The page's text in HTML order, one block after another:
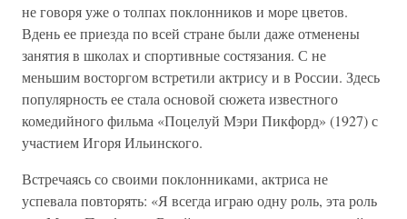
не говоря уже о толпах поклонников и море цветов.
Вдень ее приезда по всей стране были даже отменены
занятия в школах и спортивные состязания. С не
меньшим восторгом встретили актрису и в России. Здесь
популярность ее стала основой сюжета известного
комедийного фильма «Поцелуй Мэри Пикфорд» (1927) с
участием Игоря Ильинского.
Встречаясь со своими поклонниками, актриса не
успевала повторять: «Я всегда играю одну роль, эта роль